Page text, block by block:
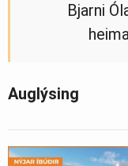
Bjarni
Auglýsing